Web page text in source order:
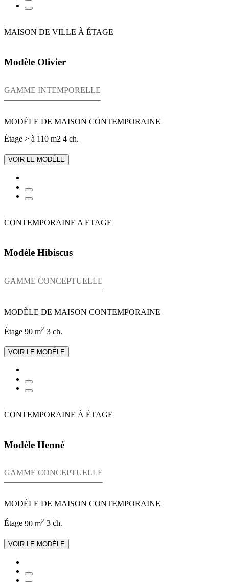
MAISON DE VILLE À ÉTAGE
Modèle Olivier
GAMME INTEMPORELLE
MODÈLE DE MAISON CONTEMPORAINE
Étage > à 110 m2 4 ch.
VOIR LE MODÈLE
CONTEMPORAINE A ETAGE
Modèle Hibiscus
GAMME CONCEPTUELLE
MODÈLE DE MAISON CONTEMPORAINE
Étage 90 m2 3 ch.
VOIR LE MODÈLE
CONTEMPORAINE À ÉTAGE
Modèle Henné
GAMME CONCEPTUELLE
MODÈLE DE MAISON CONTEMPORAINE
Étage 90 m2 3 ch.
VOIR LE MODÈLE